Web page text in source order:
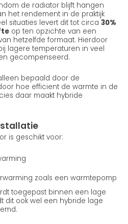
de radiator blijft hangen
het rendement in de praktijk
situaties levert dit tot circa 30%
op ten opzichte van een
hetzelfde formaat. Hierdoor
lagere temperaturen in veel
gecompenseerd.
bepaald door de
hoe efficient de warmte in de
daar maakt hybride
is geschikt voor:
zoals een warmtepomp
toegepast binnen een lage
dit ook wel een hybride lage